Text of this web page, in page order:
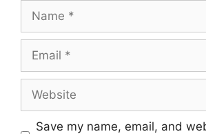
Name
Email
Website
Save my name, email, and